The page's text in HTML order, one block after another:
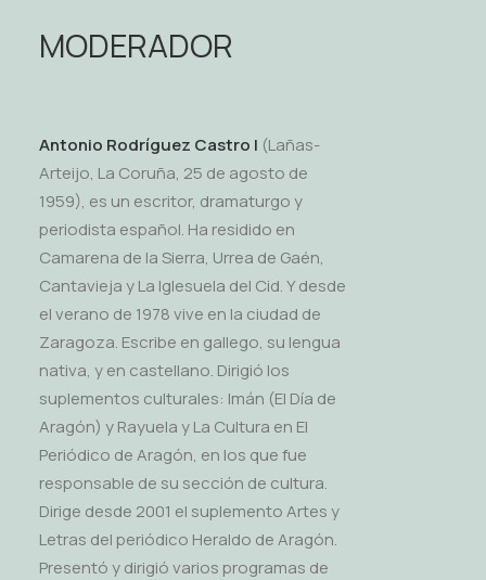
MODERADOR
Antonio Rodríguez Castro | (Lañas-
Arteijo, La Coruña, 25 de agosto de
1959), es un escritor, dramaturgo y
periodista español. Ha residido en
Camarena de la Sierra, Urrea de Gaén,
Cantavieja y La Iglesuela del Cid. Y desde
el verano de 1978 vive en la ciudad de
Zaragoza. Escribe en gallego, su lengua
nativa, y en castellano. Dirigió los
suplementos culturales: Imán (El Día de
Aragón) y Rayuela y La Cultura en El
Periódico de Aragón, en los que fue
responsable de su sección de cultura.
Dirige desde 2001 el suplemento Artes y
Letras del periódico Heraldo de Aragón.
Presentó y dirigió varios programas de